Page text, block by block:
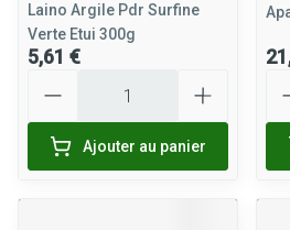
Laino Argile Pdr Surfine
Verte Etui 300g
5,61 €
Ajouter au panier